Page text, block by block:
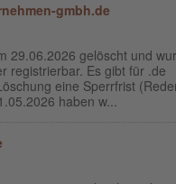
gmbh.de
29.06.2026 gelöscht und
registrierbar. Es gibt für .de
eine Sperrfrist
haben w...